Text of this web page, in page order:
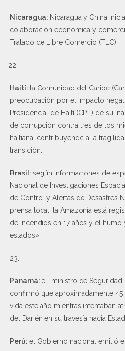
Nicaragua: Nicaragua y China
colaboración económica y
Tratado de Libre Comercio (TLC).
Haití: la Comunidad del Caribe
preocupación por el impacto
Presidencial de Haití (CPT) de su
de corrupción contra tres de los
haitiana, contribuyendo a la
transición.
Brasil: según informaciones de
Nacional de Investigaciones
de Control y Alertas de Desastres
prensa local, la Amazonía está
de incendios en 17 años y el humo
estados»​​​.
23.
Panamá: el ministro de Seguridad
confirmó que aproximadamente
vida este año mientras intentaban
del Darién en su travesía hacia
Perú: el Gobierno nacional emitió